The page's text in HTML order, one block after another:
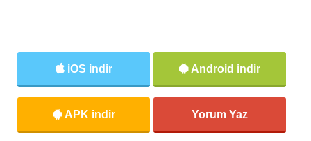
iOS indir Android indir
APK indir Yorum Yaz